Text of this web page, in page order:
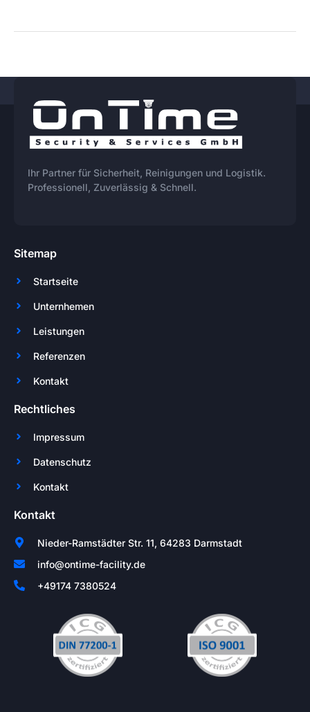
Ihr Partner für Sicherheit, Reinigungen und Logistik.
Professionell, Zuverlässig & Schnell.
Sitemap
Startseite
Unternhemen
Leistungen
Referenzen
Kontakt
Rechtliches
Impressum
Datenschutz
Kontakt
Kontakt
Nieder-Ramstädter Str. 11, 64283 Darmstadt
info@ontime-facility.de
+49174 7380524